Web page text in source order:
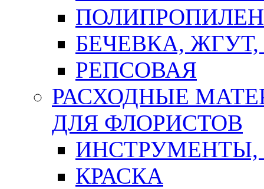
БЕЧЕВКА,
РЕПСОВАЯ
РАСХОДНЫЕ
ДЛЯ ФЛОРИСТОВ
ИНСТРУМЕНТЫ,
КРАСКА